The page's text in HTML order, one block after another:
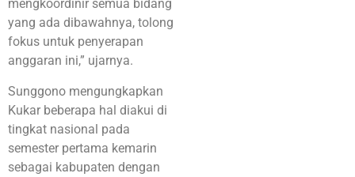
mengkoordinir semua bidang
yang ada dibawahnya, tolong
fokus untuk penyerapan
anggaran ini,” ujarnya.
Sunggono mengungkapkan
Kukar beberapa hal diakui di
tingkat nasional pada
semester pertama kemarin
sebagai kabupaten dengan